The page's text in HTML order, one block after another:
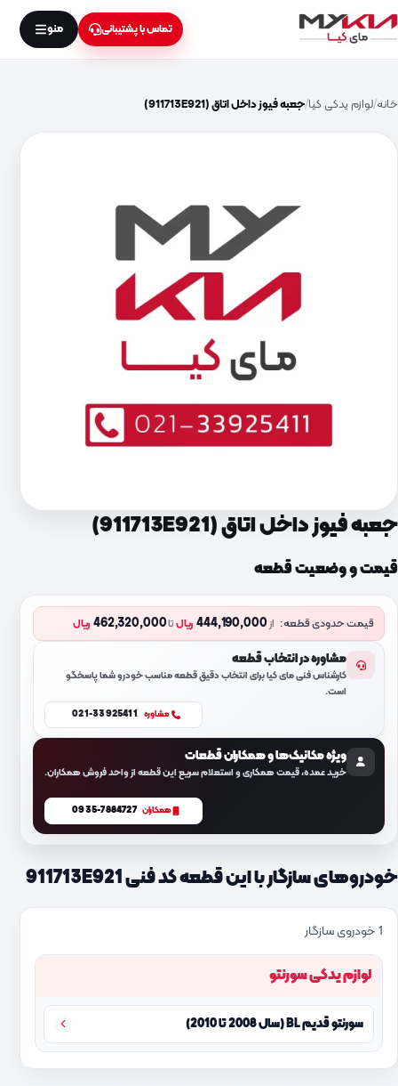
تماس با پشتیبانی منو
خانه لوازم یدکی کیا جعبه فیوز داخل اتاق (911713E921)
جعبه فیوز داخل اتاق (911713E921)
قیمت و وضعیت قطعه
قیمت حدودی قطعه: از444,190,000 ریالتا462,320,000 ریال
مشاوره در انتخاب قطعه
کارشناس فنی مای کیا برای انتخاب دقیق قطعه مناسب خودرو شما پاسخگو
است.
مشاوره 021-33925411
ویژه مکانیک‌ها و همکاران قطعات
خرید عمده، قیمت همکاری و استعلام سریع این قطعه از واحد فروش همکاران.
همکاران 0935-7884727
خودروهای سازگار با این قطعه کد فنی 911713E921
1 خودروی سازگار
لوازم یدکی سورنتو
سورنتو قدیم BL (سال 2008 تا 2010)